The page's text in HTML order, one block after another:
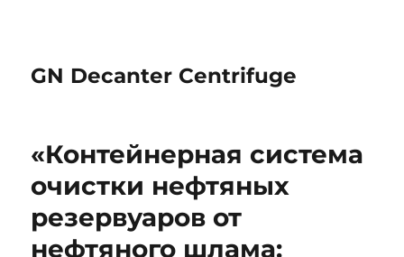
GN Decanter Centrifuge
«Контейнерная система
очистки нефтяных
резервуаров от
нефтяного шлама: